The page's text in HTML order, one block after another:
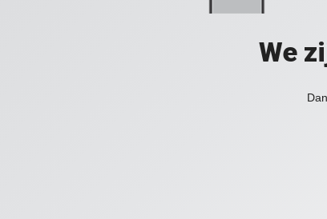
We